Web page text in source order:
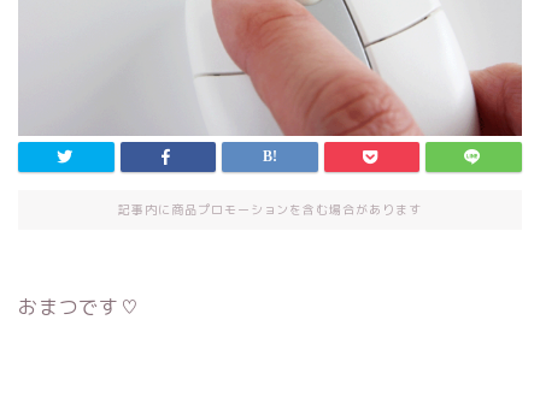
記事内に商品プロモーションを含む場合があります
おまつです♡